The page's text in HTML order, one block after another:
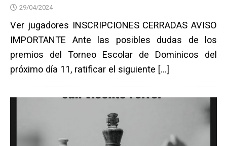
29/04/2024
Ver jugadores INSCRIPCIONES CERRADAS AVISO
IMPORTANTE Ante las posibles dudas de los
premios del Torneo Escolar de Dominicos del
próximo día 11, ratificar el siguiente […]